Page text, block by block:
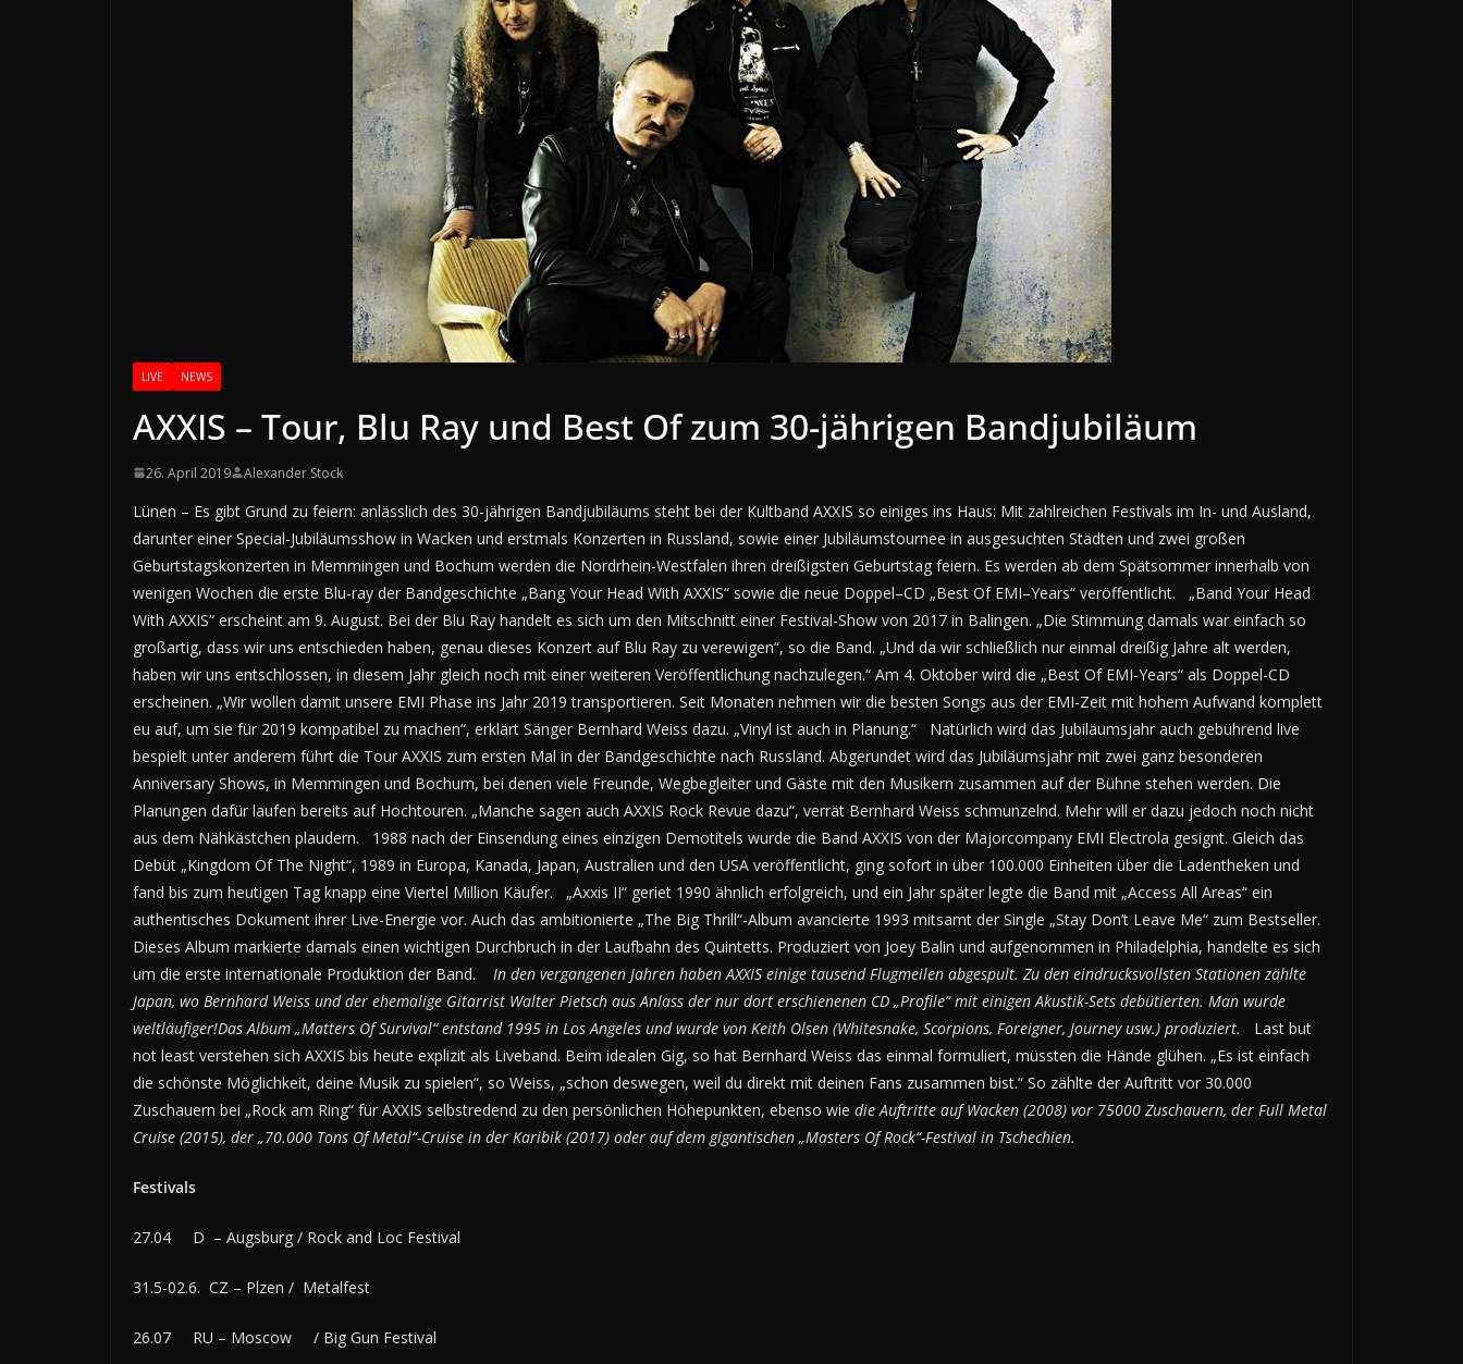
LIVE NEWS
AXXIS – Tour, Blu Ray und Best Of zum 30-jährigen Bandjubiläum
26. April 2019 Alexander Stock
Lünen – Es gibt Grund zu feiern: anlässlich des 30-jährigen Bandjubiläums steht bei der Kultband AXXIS so einiges ins Haus: Mit zahlreichen Festivals im In- und Ausland,
darunter einer Special-Jubiläumsshow in Wacken und erstmals Konzerten in Russland, sowie einer Jubiläumstournee in ausgesuchten Städten und zwei großen
Geburtstagskonzerten in Memmingen und Bochum werden die Nordrhein-Westfalen ihren dreißigsten Geburtstag feiern. Es werden ab dem Spätsommer innerhalb von
wenigen Wochen die erste Blu-ray der Bandgeschichte „Bang Your Head With AXXIS“ sowie die neue Doppel–CD „Best Of EMI–Years“ veröffentlicht. „Band Your Head
With AXXIS“ erscheint am 9. August. Bei der Blu Ray handelt es sich um den Mitschnitt einer Festival-Show von 2017 in Balingen. „Die Stimmung damals war einfach so
großartig, dass wir uns entschieden haben, genau dieses Konzert auf Blu Ray zu verewigen“, so die Band. „Und da wir schließlich nur einmal dreißig Jahre alt werden,
haben wir uns entschlossen, in diesem Jahr gleich noch mit einer weiteren Veröffentlichung nachzulegen.“ Am 4. Oktober wird die „Best Of EMI-Years“ als Doppel-CD
erscheinen. „Wir wollen damit unsere EMI Phase ins Jahr 2019 transportieren. Seit Monaten nehmen wir die besten Songs aus der EMI-Zeit mit hohem Aufwand komplett
eu auf, um sie für 2019 kompatibel zu machen“, erklärt Sänger Bernhard Weiss dazu. „Vinyl ist auch in Planung.“ Natürlich wird das Jubiläumsjahr auch gebührend live
bespielt unter anderem führt die Tour AXXIS zum ersten Mal in der Bandgeschichte nach Russland. Abgerundet wird das Jubiläumsjahr mit zwei ganz besonderen
Anniversary Shows, in Memmingen und Bochum, bei denen viele Freunde, Wegbegleiter und Gäste mit den Musikern zusammen auf der Bühne stehen werden. Die
Planungen dafür laufen bereits auf Hochtouren. „Manche sagen auch AXXIS Rock Revue dazu“, verrät Bernhard Weiss schmunzelnd. Mehr will er dazu jedoch noch nicht
aus dem Nähkästchen plaudern. 1988 nach der Einsendung eines einzigen Demotitels wurde die Band AXXIS von der Majorcompany EMI Electrola gesignt. Gleich das
Debüt „Kingdom Of The Night“, 1989 in Europa, Kanada, Japan, Australien und den USA veröffentlicht, ging sofort in über 100.000 Einheiten über die Ladentheken und
fand bis zum heutigen Tag knapp eine Viertel Million Käufer. „Axxis II“ geriet 1990 ähnlich erfolgreich, und ein Jahr später legte die Band mit „Access All Areas“ ein
authentisches Dokument ihrer Live-Energie vor. Auch das ambitionierte „The Big Thrill“-Album avancierte 1993 mitsamt der Single „Stay Don’t Leave Me“ zum Bestseller.
Dieses Album markierte damals einen wichtigen Durchbruch in der Laufbahn des Quintetts. Produziert von Joey Balin und aufgenommen in Philadelphia, handelte es sich
um die erste internationale Produktion der Band. In den vergangenen Jahren haben AXXIS einige tausend Flugmeilen abgespult. Zu den eindrucksvollsten Stationen zählte
Japan, wo Bernhard Weiss und der ehemalige Gitarrist Walter Pietsch aus Anlass der nur dort erschienenen CD „Profile“ mit einigen Akustik-Sets debütierten. Man wurde
weltläufiger!Das Album „Matters Of Survival“ entstand 1995 in Los Angeles und wurde von Keith Olsen (Whitesnake, Scorpions, Foreigner, Journey usw.) produziert.
Last but
not least verstehen sich AXXIS bis heute explizit als Liveband. Beim idealen Gig, so hat Bernhard Weiss das einmal formuliert, müssten die Hände glühen. „Es ist einfach
die schönste Möglichkeit, deine Musik zu spielen“, so Weiss, „schon deswegen, weil du direkt mit deinen Fans zusammen bist.“ So zählte der Auftritt vor 30.000
Zuschauern bei „Rock am Ring“ für AXXIS selbstredend zu den persönlichen Höhepunkten, ebenso wie die Auftritte auf Wacken (2008) vor 75000 Zuschauern, der Full Metal
Cruise (2015), der „70.000 Tons Of Metal“-Cruise in der Karibik (2017) oder auf dem gigantischen „Masters Of Rock“-Festival in Tschechien.
Festivals
27.04 D – Augsburg / Rock and Loc Festival
31.5-02.6. CZ – Plzen / Metalfest
26.07 RU – Moscow / Big Gun Festival